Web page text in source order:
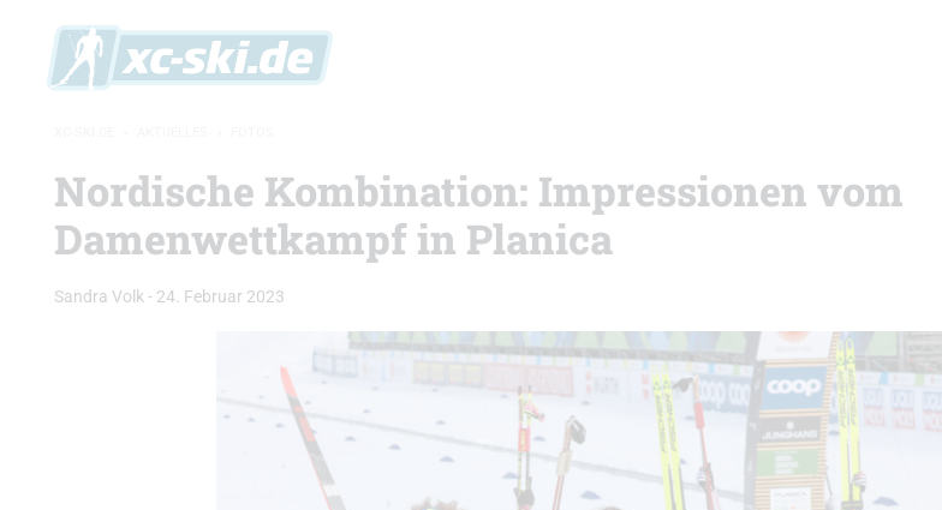
Nordische Kombination: Impressionen vom
Damenwettkampf in Planica
Sandra Volk- 24. Februar 2023